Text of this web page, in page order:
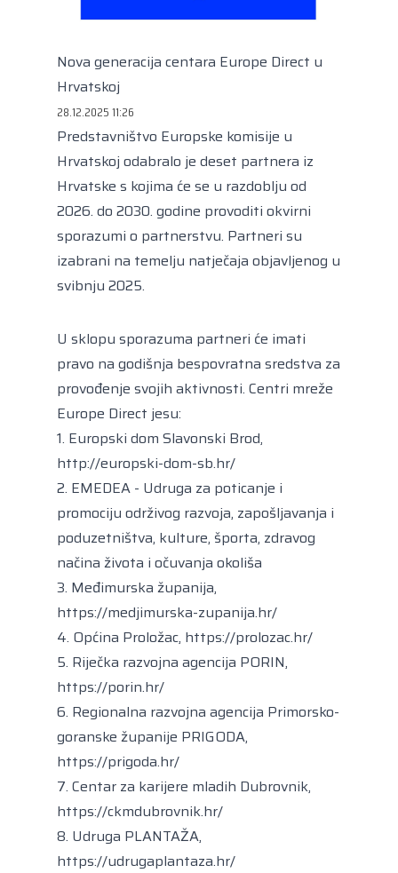
Europe
Nova generacija centara Europe Direct u
Hrvatskoj
28.12.2025 11:26
Predstavništvo Europske komisije u
Hrvatskoj odabralo je deset partnera iz
Hrvatske s kojima će se u razdoblju od
2026. do 2030. godine provoditi okvirni
sporazumi o partnerstvu. Partneri su
izabrani na temelju natječaja objavljenog u
svibnju 2025.
U sklopu sporazuma partneri će imati
pravo na godišnja bespovratna sredstva za
provođenje svojih aktivnosti. Centri mreže
Europe Direct jesu:
1. Europski dom Slavonski Brod,
http://europski-dom-sb.hr/
2. EMEDEA - Udruga za poticanje i
promociju održivog razvoja, zapošljavanja i
poduzetništva, kulture, športa, zdravog
načina života i očuvanja okoliša
3. Međimurska županija,
https://medjimurska-zupanija.hr/
4. Općina Proložac, https://prolozac.hr/
5. Riječka razvojna agencija PORIN,
https://porin.hr/
6. Regionalna razvojna agencija Primorsko-
goranske županije PRIGODA,
https://prigoda.hr/
7. Centar za karijere mladih Dubrovnik,
https://ckmdubrovnik.hr/
8. Udruga PLANTAŽA,
https://udrugaplantaza.hr/